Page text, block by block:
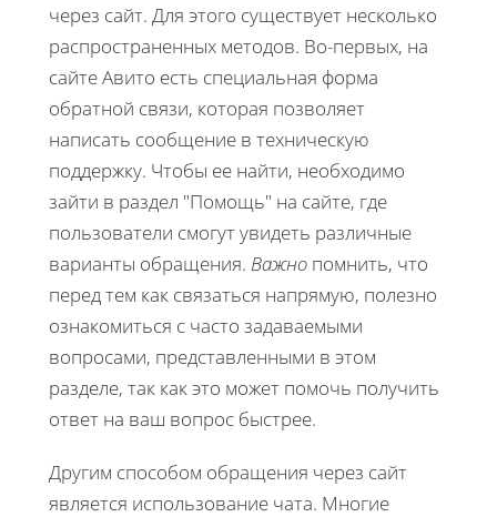
через сайт. Для этого существует несколько
распространенных методов. Во-первых, на
сайте Авито есть специальная форма
обратной связи, которая позволяет
написать сообщение в техническую
поддержку. Чтобы ее найти, необходимо
зайти в раздел "Помощь" на сайте, где
пользователи смогут увидеть различные
варианты обращения. Важно помнить, что
перед тем как связаться напрямую, полезно
ознакомиться с часто задаваемыми
вопросами, представленными в этом
разделе, так как это может помочь получить
ответ на ваш вопрос быстрее.
Другим способом обращения через сайт
является использование чата. Многие